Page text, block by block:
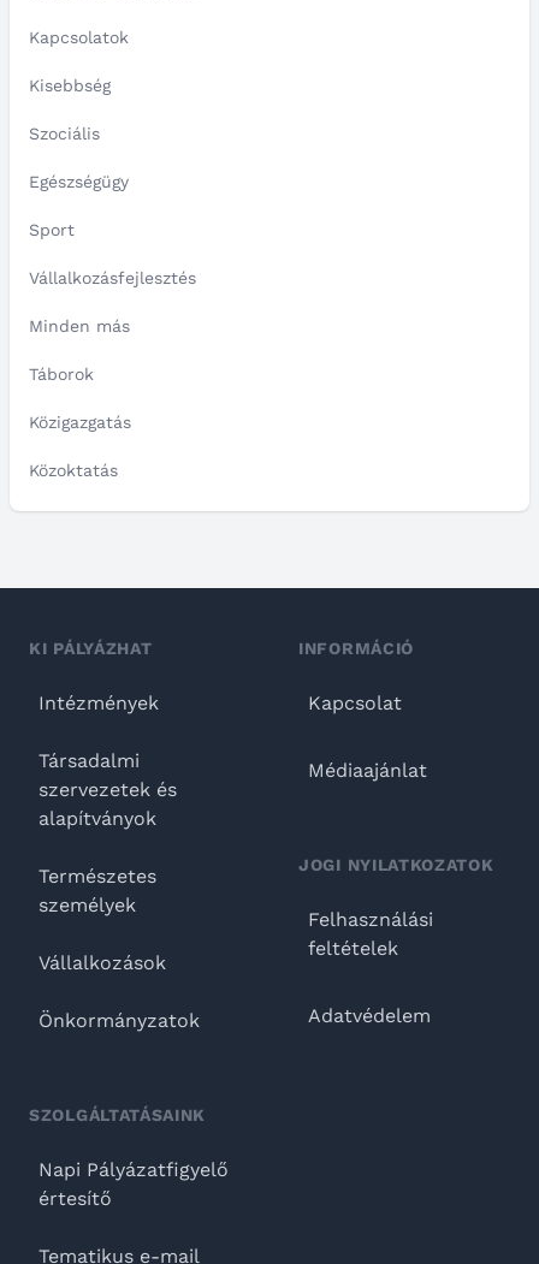
Kapcsolatok
Kisebbség
Szociális
Egészségügy
Sport
Vállalkozásfejlesztés
Minden más
Táborok
Közigazgatás
Közoktatás
KI PÁLYÁZHAT
Intézmények
Társadalmi
szervezetek és
alapítványok
Természetes
személyek
Vállalkozások
Önkormányzatok
SZOLGÁLTATÁSAINK
Napi Pályázatfigyelő
értesítő
Tematikus e-mail
INFORMÁCIÓ
Kapcsolat
Médiaajánlat
JOGI NYILATKOZATOK
Felhasználási
feltételek
Adatvédelem